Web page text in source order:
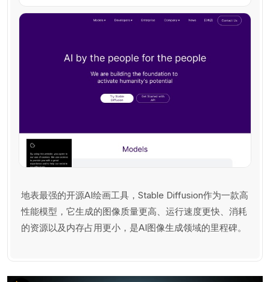
地表最强的开源AI绘画工具，Stable Diffusion作为一款高
性能模型，它生成的图像质量更高、运行速度更快、消耗
的资源以及内存占用更小，是AI图像生成领域的里程碑。